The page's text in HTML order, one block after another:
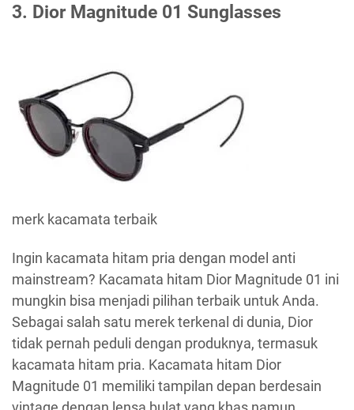
3. Dior Magnitude 01 Sunglasses
merk kacamata terbaik
Ingin kacamata hitam pria dengan model anti
mainstream? Kacamata hitam Dior Magnitude 01 ini
mungkin bisa menjadi pilihan terbaik untuk Anda.
Sebagai salah satu merek terkenal di dunia, Dior
tidak pernah peduli dengan produknya, termasuk
kacamata hitam pria. Kacamata hitam Dior
Magnitude 01 memiliki tampilan depan berdesain